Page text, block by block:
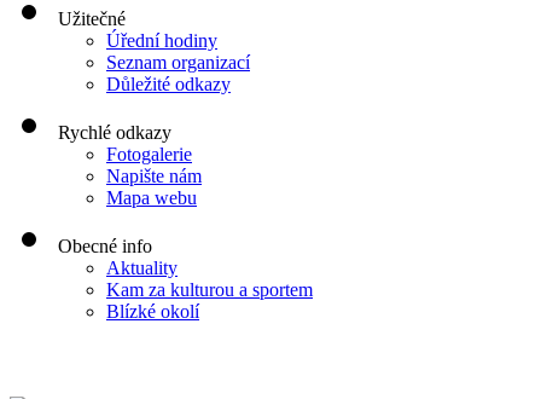
Užitečné
Úřední hodiny
Seznam organizací
Důležité odkazy
Rychlé odkazy
Fotogalerie
Napište nám
Mapa webu
Obecné info
Aktuality
Kam za kulturou a sportem
Blízké okolí